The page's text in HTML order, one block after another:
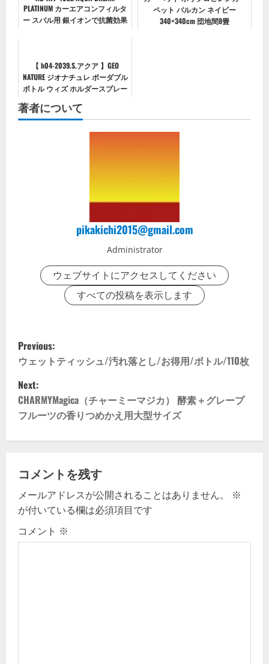
PLATINUM カーエアコンフィルタ
ー スバル用 銀イオンで抗菌効果
ペット バルカン ネイビー
340×340cm 団地間8畳
【 h04-2039.S.アクア 】GEO
NATURE ジオナチュレ ポーダブル
ボトル ウィズ ホルダースプレー
ナチュレ ポータブルボトル GEO
NATURE...
著者について
pikakichi2015@gmail.com
Administrator
ウェブサイトにアクセスしてください
すべての投稿を表示します
P
o
s
t
n
a
v
i
g
Previous:
ウェットティッシュ/汚れ落とし/お得用/ボトル/110枚
Next:
CHARMYMagica（チャーミーマジカ） 酵素＋グレープ
フルーツの香りつめかえ用大型サイズ
コメントを残す
メールアドレスが公開されることはありません。
※
が付いている欄は必須項目です
コメント ※